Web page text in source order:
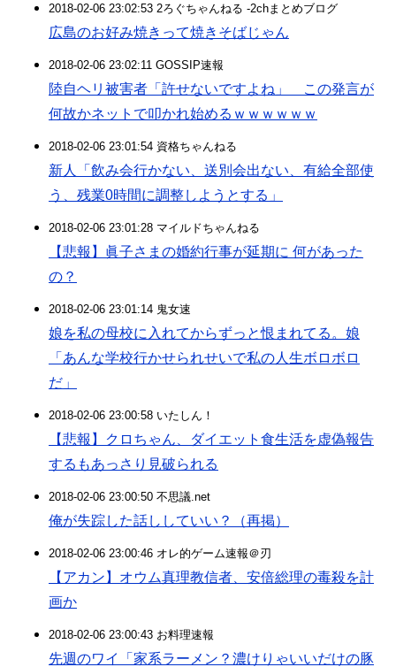
2018-02-06 23:02:53 2ろぐちゃんねる -2chまとめブログ
広島のお好み焼きって焼きそばじゃん
2018-02-06 23:02:11 GOSSIP速報
陸自ヘリ被害者「許せないですよね」 この発言が
何故かネットで叩かれ始めるｗｗｗｗｗｗ
2018-02-06 23:01:54 資格ちゃんねる
新人「飲み会行かない、送別会出ない、有給全部使
う、残業0時間に調整しようとする」
2018-02-06 23:01:28 マイルドちゃんねる
【悲報】眞子さまの婚約行事が延期に 何があった
の？
2018-02-06 23:01:14 鬼女速
娘を私の母校に入れてからずっと恨まれてる。娘
「あんな学校行かせられせいで私の人生ボロボロ
だ」
2018-02-06 23:00:58 いたしん！
【悲報】クロちゃん、ダイエット食生活を虚偽報告
するもあっさり見破られる
2018-02-06 23:00:50 不思議.net
俺が失踪した話ししていい？（再掲）
2018-02-06 23:00:46 オレ的ゲーム速報＠刃
【アカン】オウム真理教信者、安倍総理の毒殺を計
画か
2018-02-06 23:00:43 お料理速報
先週のワイ「家系ラーメン？濃けりゃいいだけの豚